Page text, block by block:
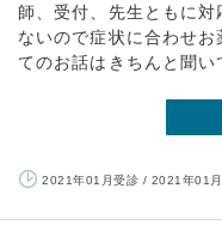
師、受付、先生ともに
ないので症状に合わせ
てのお話はきちんと聞い
2021年01月受診 / 2021年01